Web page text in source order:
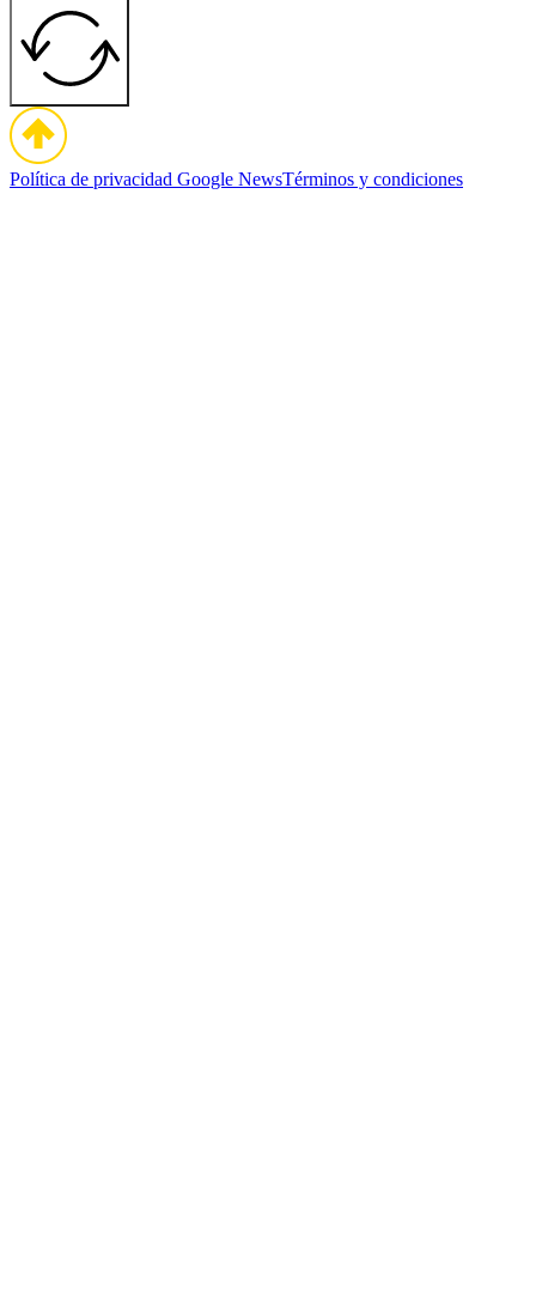
Política de privacidad Google NewsTérminos y condiciones